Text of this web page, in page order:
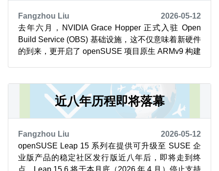
Fangzhou Liu
2026-05-12
去年六月，NVIDIA Grace Hopper 正式入驻 Open
Build Service (OBS) 基础设施，这不仅意味着新硬件
的到来，更开启了 openSUSE 项目原生 ARMv9 构建
志都更能说明问题。横跨 x86_64、aa...
近八年历程即将落幕
Fangzhou Liu
2026-05-12
openSUSE Leap 15 系列在提供可升级至 SUSE 企
业版产品的稳定社区发行版近八年后，即将走到终
点。Leap 15.6 将于本月底（2026 年 4 月）停止支持